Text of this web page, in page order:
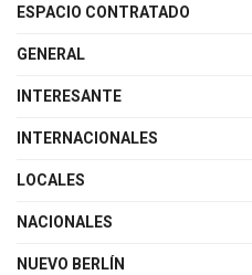
ESPACIO CONTRATADO
GENERAL
INTERESANTE
INTERNACIONALES
LOCALES
NACIONALES
NUEVO BERLÍN